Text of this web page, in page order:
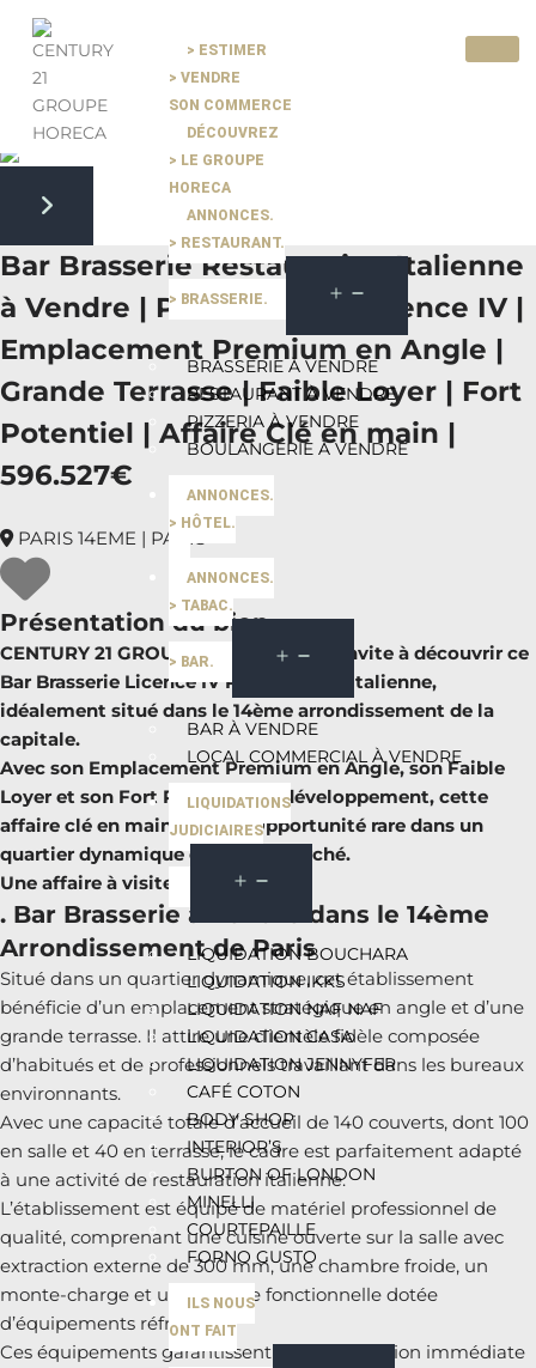
> ESTIMER
> VENDRE
SON COMMERCE
DÉCOUVREZ
> LE GROUPE
HORECA
ANNONCES.
> RESTAURANT.
> BRASSERIE.
BRASSERIE À VENDRE
RESTAURANT À VENDRE
PIZZERIA À VENDRE
BOULANGERIE À VENDRE
ANNONCES.
> HÔTEL.
ANNONCES.
> TABAC.
> BAR.
BAR À VENDRE
LOCAL COMMERCIAL À VENDRE
LIQUIDATIONS
JUDICIAIRES
LIQUIDATION BOUCHARA
LIQUIDATION IKKS
LIQUIDATION NAF NAF
LIQUIDATION CASA
LIQUIDATION JENNYFER
CAFÉ COTON
BODY SHOP
INTERIOR’S
BURTON OF LONDON
MINELLI
COURTEPAILLE
FORNO GUSTO
ILS NOUS
ONT FAIT
Pause slide rotation
Resume slide rotation
Previous slide
Next slide
Bar Brasserie Restauration Italienne
à Vendre | Paris 14ème | Licence IV |
Emplacement Premium en Angle |
Grande Terrasse | Faible Loyer | Fort
Potentiel | Affaire Clé en main |
596.527€
PARIS 14EME | PARIS
Présentation du bien
CENTURY 21 GROUPE HORECA vous invite à découvrir ce
Bar Brasserie Licence IV Restauration Italienne,
idéalement situé dans le 14ème arrondissement de la
capitale.
Avec son Emplacement Premium en Angle, son Faible
Loyer et son Fort Potentiel de développement, cette
affaire clé en main est une Opportunité rare dans un
quartier dynamique et très recherché.
Une affaire à visiter rapidement
. Bar Brasserie à Vendre dans le 14ème
Arrondissement de Paris
Situé dans un quartier dynamique, cet établissement
bénéficie d’un emplacement stratégique en angle et d’une
grande terrasse. Il attire une clientèle fidèle composée
d’habitués et de professionnels travaillant dans les bureaux
environnants.
Avec une capacité totale d’accueil de 140 couverts, dont 100
en salle et 40 en terrasse, le cadre est parfaitement adapté
à une activité de restauration italienne.
L’établissement est équipé de matériel professionnel de
qualité, comprenant une cuisine ouverte sur la salle avec
extraction externe de 300 mm, une chambre froide, un
monte-charge et une réserve fonctionnelle dotée
d’équipements réfrigérés.
Ces équipements garantissent une exploitation immédiate